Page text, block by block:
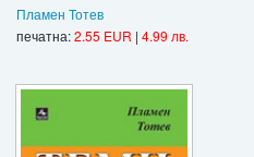
Пламен Тотев
печатна:2.55 EUR | 4.99 лв.